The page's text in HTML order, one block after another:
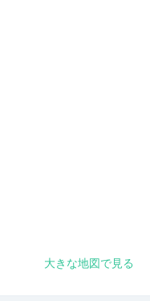
大きな地図で見る